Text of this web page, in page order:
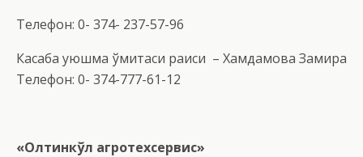
Телефон: 0- 374- 237-57-96
Касаба уюшма қўмитаси раиси – Хамдамова Замира
Телефон: 0- 374-777-61-12
«Олтинкўл агротехсервис»